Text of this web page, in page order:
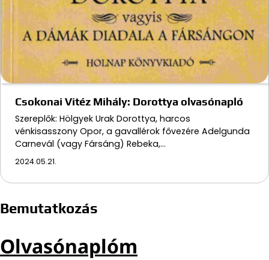
Csokonai Vitéz Mihály: Dorottya olvasónapló
Szereplők: Hölgyek Urak Dorottya, harcos
vénkisasszony Opor, a gavallérok fővezére Adelgunda
Carnevál (vagy Fársáng) Rebeka,…
2024.05.21.
Bemutatkozás
Olvasónaplóm